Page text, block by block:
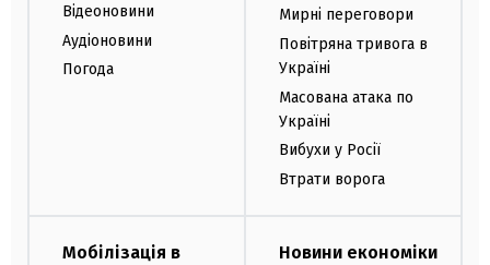
Відеоновини
Аудіоновини
Погода
Мирні переговори
Повітряна тривога в
Україні
Масована атака по
Україні
Вибухи у Росії
Втрати ворога
Мобілізація в
Новини економіки